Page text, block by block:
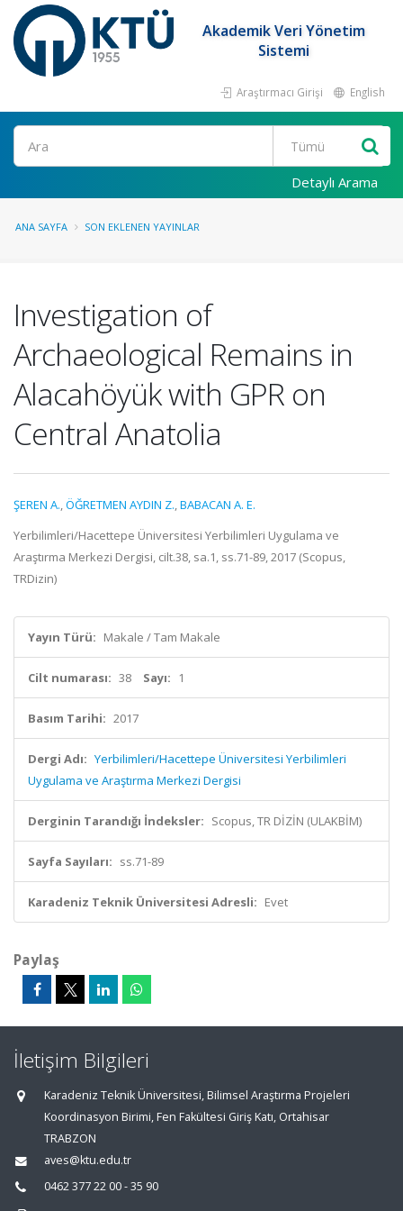
Akademik Veri Yönetim
Sistemi
Araştırmacı Girişi English
Ara
Detaylı Arama
ANA SAYFA SON EKLENEN YAYINLAR
Investigation of
Archaeological Remains in
Alacahöyük with GPR on
Central Anatolia
ŞEREN A.,ÖĞRETMEN AYDIN Z.,BABACAN A. E.
Yerbilimleri/Hacettepe Üniversitesi Yerbilimleri Uygulama ve
Araştırma Merkezi Dergisi, cilt.38, sa.1, ss.71-89, 2017 (Scopus,
TRDizin)
Yayın Türü: Makale / Tam Makale
Cilt numarası: 38 Sayı: 1
Basım Tarihi: 2017
Dergi Adı: Yerbilimleri/Hacettepe Üniversitesi Yerbilimleri
Uygulama ve Araştırma Merkezi Dergisi
Derginin Tarandığı İndeksler: Scopus, TR DİZİN (ULAKBİM)
Sayfa Sayıları: ss.71-89
Karadeniz Teknik Üniversitesi Adresli: Evet
Paylaş
İletişim Bilgileri
Karadeniz Teknik Üniversitesi, Bilimsel Araştırma Projeleri
Koordinasyon Birimi, Fen Fakültesi Giriş Katı, Ortahisar
TRABZON
aves@ktu.edu.tr
0462 377 22 00 - 35 90